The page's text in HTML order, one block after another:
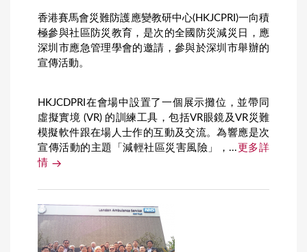
香港賽馬會災難防護應變教研中心(HKJCPRI)一向積
極參與社區防災教育，是次的全國防災減災日，應
深圳市應急管理學會的邀請，參與於深圳市舉辦的
宣傳活動。
HKJCDPRI在會場中設置了一個展示攤位，並帶同
虛擬實境 (VR) 的訓練工具，包括VR眼鏡及VR災難
模擬軟件跟在場人士作的互動及交流。為響應是次
宣傳活動的主題「減輕社區災害風險」，... 更多詳
情